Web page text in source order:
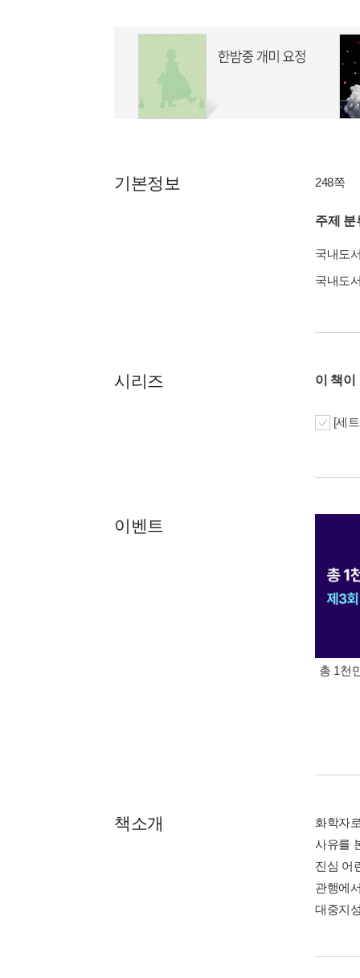
기본정보 248쪽
주제 분
국내도
국내도
시리즈 이 책이
[세
이벤트
총 1천
책소개
화학자
사유를
진심 어
관행에
대중지